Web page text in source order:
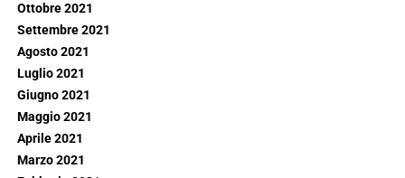
Ottobre 2021
Settembre 2021
Agosto 2021
Luglio 2021
Giugno 2021
Maggio 2021
Aprile 2021
Marzo 2021